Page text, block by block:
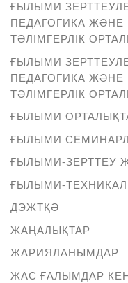
ҒЫЛЫМИ
ПЕДАГОГИКА ЖӘНЕ
ТӘЛІМГЕРЛІК
ҒЫЛЫМИ
ПЕДАГОГИКА ЖӘНЕ
ТӘЛІМГЕРЛІК
ҒЫЛЫМИ
ҒЫЛЫМИ
ҒЫЛЫМИ-ЗЕРТТЕУ
ҒЫЛЫМИ-
ДЭЖТҚӘ
ЖАҢАЛЫҚТАР
ЖАРИЯЛАНЫМДАР
ЖАС ҒАЛЫМДАР